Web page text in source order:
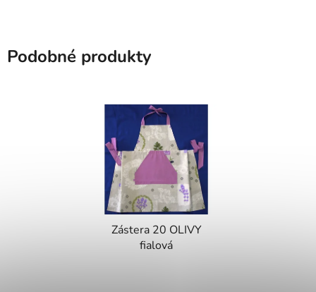
Podobné produkty
Zástera 20 OLIVY
fialová